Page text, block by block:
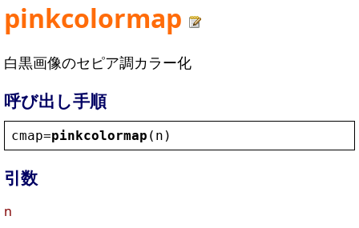
pinkcolormap
白黒画像のセピア調カラー化
呼び出し手順
cmap=pinkcolormap ( n )
引数
n